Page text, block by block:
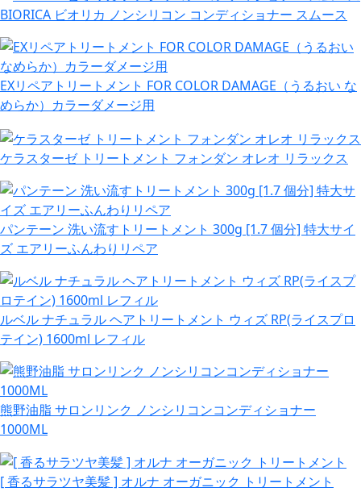
BIORICA ビオリカ ノンシリコン コンディショナー スムース
EXリペアトリートメント FOR COLOR DAMAGE（うるおい な
めらか）カラーダメージ用
ケラスターゼ トリートメント フォンダン オレオ リラックス
パンテーン 洗い流すトリートメント 300g [1.7 個分] 特大サイ
ズ エアリーふんわりリペア
ルベル ナチュラル ヘアトリートメント ウィズ RP(ライスプロ
テイン) 1600ml レフィル
熊野油脂 サロンリンク ノンシリコンコンディショナー
1000ML
[ 香るサラツヤ美髪 ] オルナ オーガニック トリートメント